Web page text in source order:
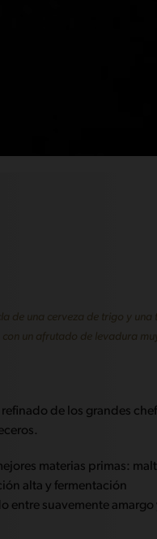
de una cerveza de trigo y una
un afrutado de levadura
de los grandes
materias primas:
alta y fermentación
entre suavemente amargo